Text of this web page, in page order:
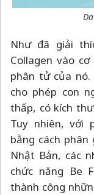
Như đã giải
Collagen vào
phân tử của
cho phép con
thấp, có kích
Tuy nhiên, với
bằng cách
Nhật Bản, các
chức năng Be
thành công